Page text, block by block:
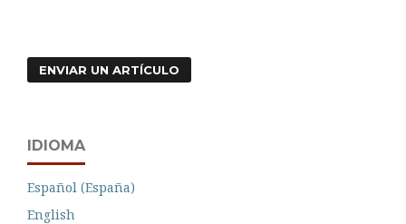
ENVIAR UN ARTÍCULO
IDIOMA
Español (España)
English